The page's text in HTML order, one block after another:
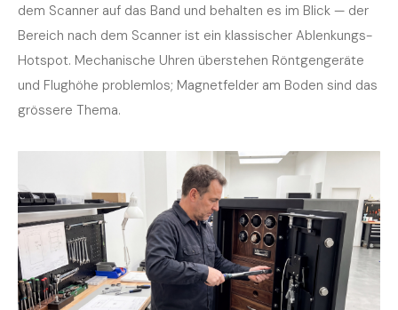
dem Scanner auf das Band und behalten es im Blick — der
Bereich nach dem Scanner ist ein klassischer Ablenkungs-
Hotspot. Mechanische Uhren überstehen Röntgengeräte
und Flughöhe problemlos; Magnetfelder am Boden sind das
grössere Thema.